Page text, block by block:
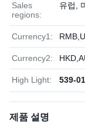
Sales
regions:
유럽,
Currency1:
Currency2:
High Light: 539-
제품 설명